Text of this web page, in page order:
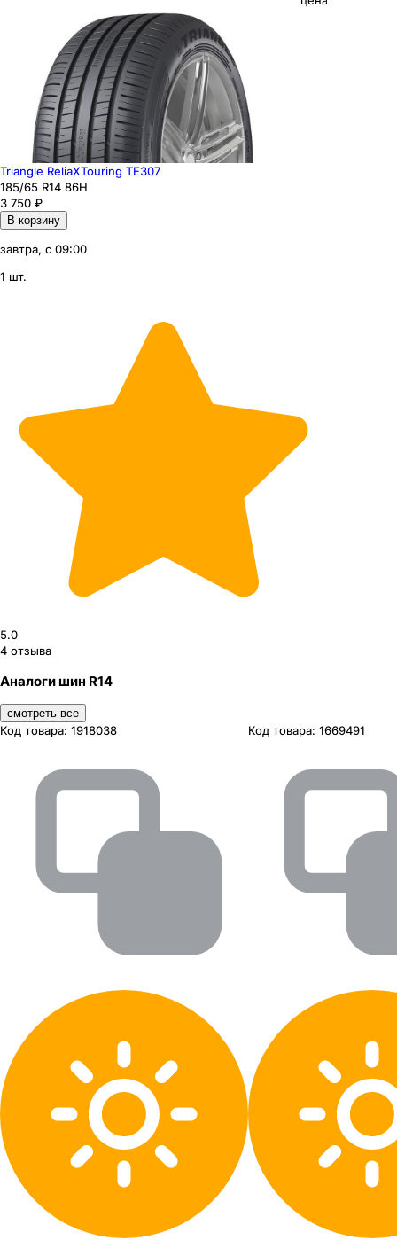
Triangle ReliaXTouring TE307
185/65 R14 86H
3 750 ₽
В корзину
завтра, с 09:00
1 шт.
5.0
4 отзыва
Аналоги шин R14
смотреть все
Код товара: 1918038 Код товара: 1669491